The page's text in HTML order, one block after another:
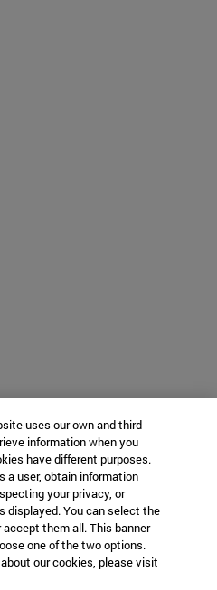
uses our own and third-
information when you
have different purposes.
a user, obtain information
your privacy, or
displayed. You can select the
them all. This banner
one of the two options.
our cookies, please visit